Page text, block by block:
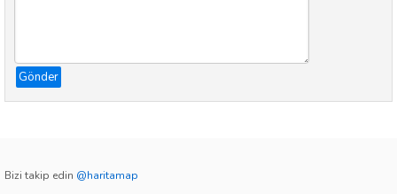
Gönder
Bizi takip edin @haritamap